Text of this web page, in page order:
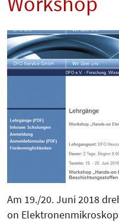
Am 19./20. Juni 2018
on